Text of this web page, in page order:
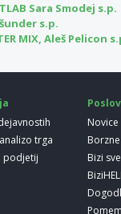
Sara Smodej s.p.
s.p.
MIX, Aleš Pelicon
trga
podjetij
Novice
Bizi